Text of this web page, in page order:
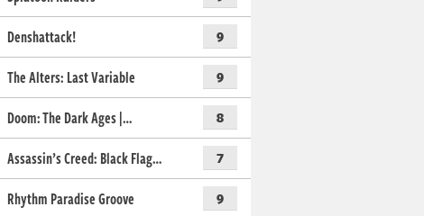
Denshattack! 9
The Alters: Last Variable 9
Doom: The Dark Ages |… 8
Assassin’s Creed: Black Flag… 7
Rhythm Paradise Groove 9